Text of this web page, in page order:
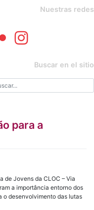
Nuestras redes
Buscar en el sitio
para a
de Jovens da CLOC – Via
a importância entorno dos
o desenvolvimento das lutas